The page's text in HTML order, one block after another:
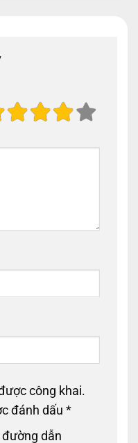
công khai.
đánh dấu *
dẫn